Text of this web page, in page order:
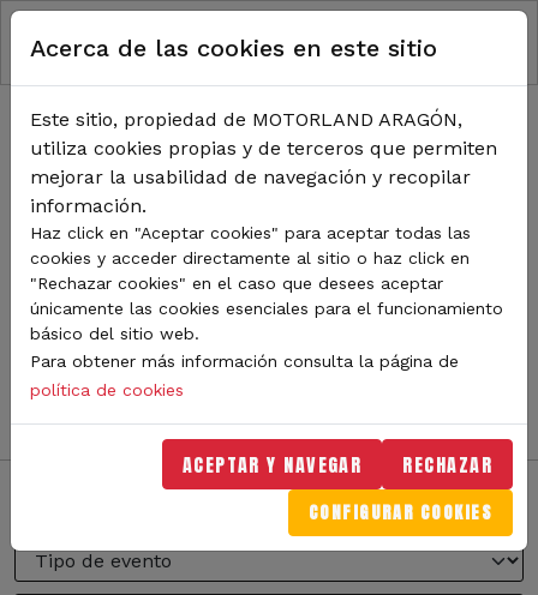
Pasar al contenido principal
RUTA DE NAVEGACIÓN
Inicio Noticias
TODA LA ACTUALIDAD DE
MOTORLAND
Sigue de cerca todas las novedades de MotorLand
Aragón. Aquí encontrarás noticias sobre eventos,
competiciones, pilotos, novedades del circuito y
mucho más. Filtra por categoría o tipo de contenido y
no te pierdas nada del mundo del motor.
Acerca de las cookies en este sitio
Este sitio, propiedad de MOTORLAND ARAGÓN,
utiliza cookies propias y de terceros que permiten
mejorar la usabilidad de navegación y recopilar
información.
Haz click en "Aceptar cookies" para aceptar todas las
cookies y acceder directamente al sitio o haz click en
"Rechazar cookies" en el caso que desees aceptar
únicamente las cookies esenciales para el funcionamiento
básico del sitio web.
Para obtener más información consulta la página de
política de cookies
ACEPTAR Y NAVEGAR RECHAZAR
CONFIGURAR COOKIES